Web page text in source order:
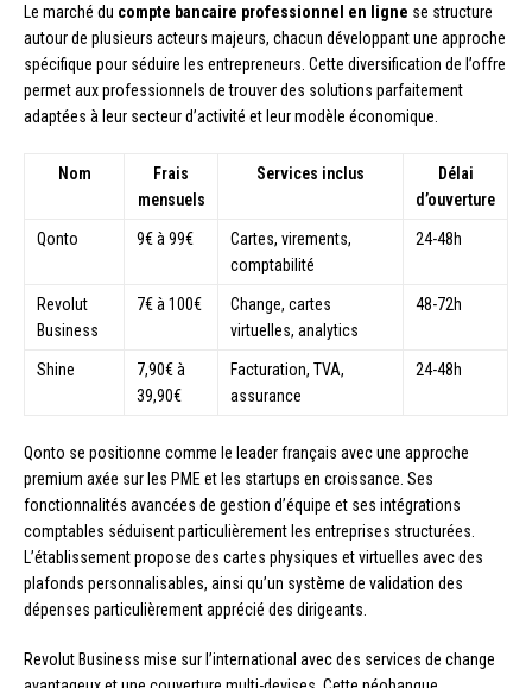
Le marché du compte bancaire professionnel en ligne se structure
autour de plusieurs acteurs majeurs, chacun développant une approche
spécifique pour séduire les entrepreneurs. Cette diversification de l’offre
permet aux professionnels de trouver des solutions parfaitement
adaptées à leur secteur d’activité et leur modèle économique.
Nom
Frais
mensuels
Services inclus
Délai
d’ouverture
Qonto 9€ à 99€
Cartes, virements,
comptabilité
24-48h
Revolut
Business
7€ à 100€
Change, cartes
virtuelles, analytics
48-72h
Shine
7,90€ à
39,90€
Facturation, TVA,
assurance
24-48h
Qonto se positionne comme le leader français avec une approche
premium axée sur les PME et les startups en croissance. Ses
fonctionnalités avancées de gestion d’équipe et ses intégrations
comptables séduisent particulièrement les entreprises structurées.
L’établissement propose des cartes physiques et virtuelles avec des
plafonds personnalisables, ainsi qu’un système de validation des
dépenses particulièrement apprécié des dirigeants.
Revolut Business mise sur l’international avec des services de change